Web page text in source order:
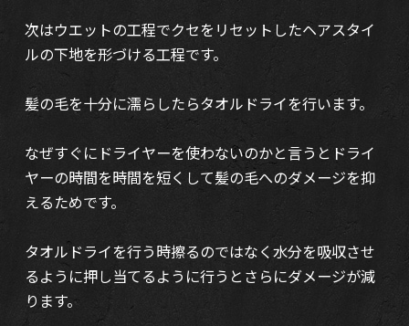
次はウエットの工程でクセをリセットしたヘアスタイ
ルの下地を形づける工程です。
髪の毛を十分に濡らしたらタオルドライを行います。
なぜすぐにドライヤーを使わないのかと言うとドライ
ヤーの時間を時間を短くして髪の毛へのダメージを抑
えるためです。
タオルドライを行う時擦るのではなく水分を吸収させ
るように押し当てるように行うとさらにダメージが減
ります。